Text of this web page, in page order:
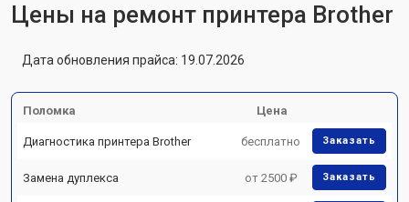
Цены на ремонт принтера Brother
Дата обновления прайса: 19.07.2026
Поломка Цена
Диагностика принтера Brother бесплатно Заказать
Замена дуплекса от 2500 ₽ Заказать